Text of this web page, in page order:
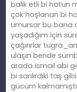
balık etli bi hatun
çok hoşlanan bi
umursar bu bana
yaşadığım için
çağırırlar
ulaşın bende
arada ismail abi
bi sarılırdıki taş
gücüm